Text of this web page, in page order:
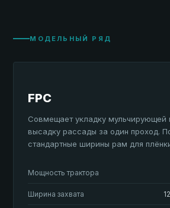
МОДЕЛЬНЫЙ РЯД
FPC
Совмещает укладку мульчирующей
высадку рассады за один проход.
стандартные ширины рам для
Мощность трактора
Ширина захвата